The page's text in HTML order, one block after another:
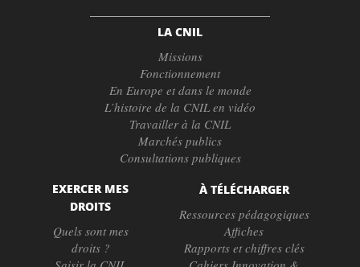
LA CNIL
Missions
Fonctionnement
En Europe et dans le monde
L’histoire de la CNIL en vidéo
Travailler à la CNIL
Marchés publics
Consultations publiques
EXERCER MES
DROITS
Quels sont mes
droits ?
À TÉLÉCHARGER
Ressources pédagogiques
Affiches
Rapports et chiffres clés